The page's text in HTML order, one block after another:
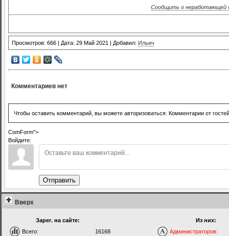
Сообщить о неработающей
Просмотров: 666 | Дата: 29 Май 2021 | Добавил: Ильич
Комментариев нет
Чтобы оставить комментарий, вы можете авторизоваться. Комментарии от
ComForm">
Войдите:
Отправить
Вверх
Зарег. на сайте:
Всего:
16168
Из них:
Администраторов: